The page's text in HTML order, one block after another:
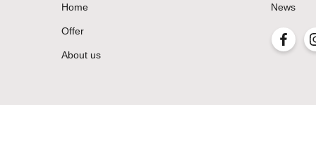
Home
Offer
About us
News